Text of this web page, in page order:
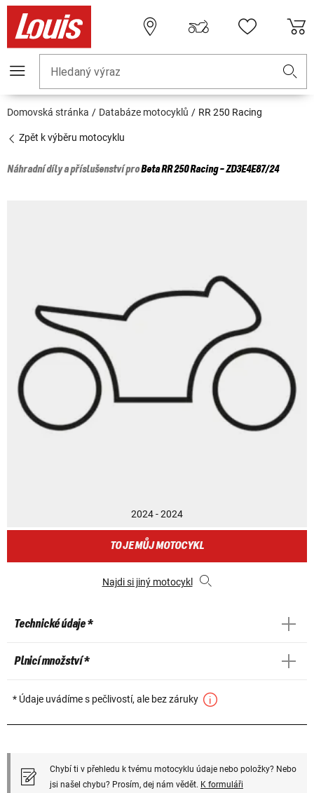
Hledaný výraz
Domovská stránka Databáze motocyklů RR 250 Racing
Zpět k výběru motocyklu
Náhradní díly a příslušenství proBetaRR 250 Racing - ZD3E4E87/24
2024 - 2024
TO JE MŮJ MOTOCYKL
Najdi si jiný motocykl
Technické údaje *
Plnicí množství *
* Údaje uvádíme s pečlivostí, ale bez záruky
Chybí ti v přehledu k tvému motocyklu údaje nebo položky? Nebo
jsi našel chybu? Prosím, dej nám vědět. K formuláři